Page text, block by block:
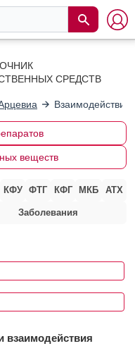
СРЕДСТВ
веществ
КФУ ФТГ КФГ МКБ АТХ
Заболевания
взаимодействия